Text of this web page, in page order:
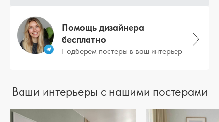
Помощь дизайнера
бесплатно
Подберем постеры в ваш интерьер
Ваши интерьеры с нашими постерами